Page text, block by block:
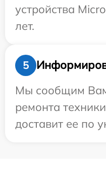
устройства
лет.
5
Мы сообщим
ремонта
доставит ее по